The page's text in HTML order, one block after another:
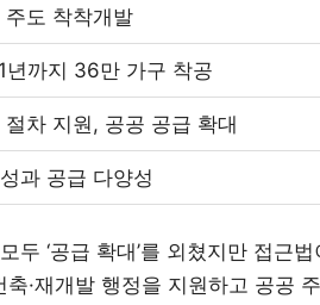
주도 착착개발
년까지 36만 가구 착공
절차 지원, 공공 공급 확대
과 공급 다양성
두 ‘공급 확대’를 외쳤지만 접근
·재개발 행정을 지원하고 공공